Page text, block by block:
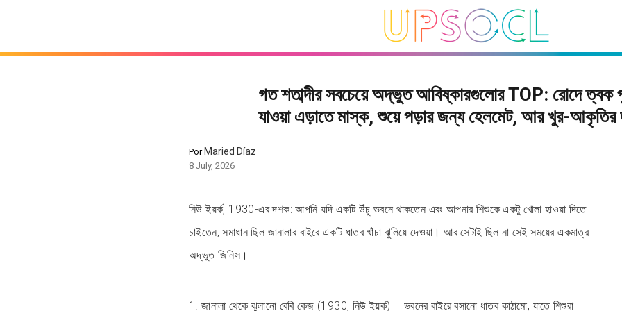
গত শতাব্দীর সবচেয়ে অদ্ভুত আবিষ্কারগুলোর TOP: রোদে ত্বক
যাওয়া এড়াতে মাস্ক, শুয়ে পড়ার জন্য হেলমেট, আর খুর-আকৃতির
PorMaried Díaz
8 July, 2026
নিউ ইয়র্ক, 1930-এর দশক: আপনি যদি একটি উঁচু ভবনে থাকতেন এবং আপনার শিশুকে একটু খোলা হাওয়া দিতে
চাইতেন, সমাধান ছিল জানালার বাইরে একটি ধাতব খাঁচা ঝুলিয়ে দেওয়া। আর সেটাই ছিল না সেই সময়ের একমাত্র
অদ্ভুত জিনিস।
1. জানালা থেকে ঝুলানো বেবি কেজ (1930, নিউ ইয়র্ক) – ভবনের বাইরে বসানো ধাতব কাঠামো, যাতে শিশুরা